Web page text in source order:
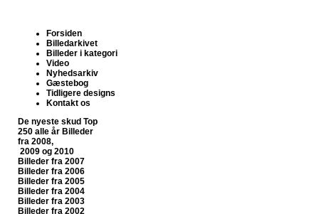
Forsiden
Billedarkivet
Billeder i kategori
Video
Nyhedsarkiv
Gæstebog
Tidligere designs
Kontakt os
De nyeste skud Top
250 alle år Billeder
fra 2008,
2009 og 2010
Billeder fra 2007
Billeder fra 2006
Billeder fra 2005
Billeder fra 2004
Billeder fra 2003
Billeder fra 2002